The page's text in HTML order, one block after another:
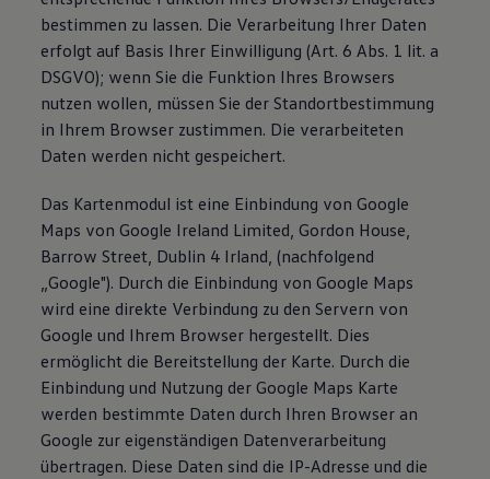
bestimmen zu lassen. Die Verarbeitung Ihrer Daten
erfolgt auf Basis Ihrer Einwilligung (Art. 6 Abs. 1 lit. a
DSGVO); wenn Sie die Funktion Ihres Browsers
nutzen wollen, müssen Sie der Standortbestimmung
in Ihrem Browser zustimmen. Die verarbeiteten
Daten werden nicht gespeichert.
Das Kartenmodul ist eine Einbindung von Google
Maps von Google Ireland Limited, Gordon House,
Barrow Street, Dublin 4 Irland, (nachfolgend
„Google"). Durch die Einbindung von Google Maps
wird eine direkte Verbindung zu den Servern von
Google und Ihrem Browser hergestellt. Dies
ermöglicht die Bereitstellung der Karte. Durch die
Einbindung und Nutzung der Google Maps Karte
werden bestimmte Daten durch Ihren Browser an
Google zur eigenständigen Datenverarbeitung
übertragen. Diese Daten sind die IP-Adresse und die